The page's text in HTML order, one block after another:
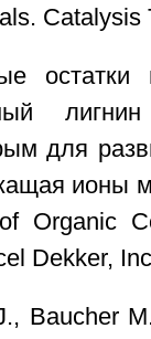
Catalysis
остатки
лигнин
для
ионы
Organic
Dekker,
Baucher